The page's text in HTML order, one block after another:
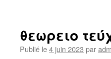
θεωρειο
Publié le4 juin 2023 par